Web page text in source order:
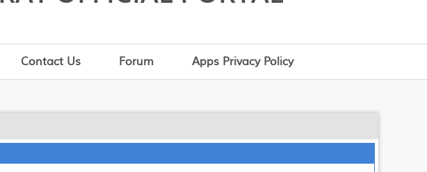
Contact Us Forum Apps Privacy Policy